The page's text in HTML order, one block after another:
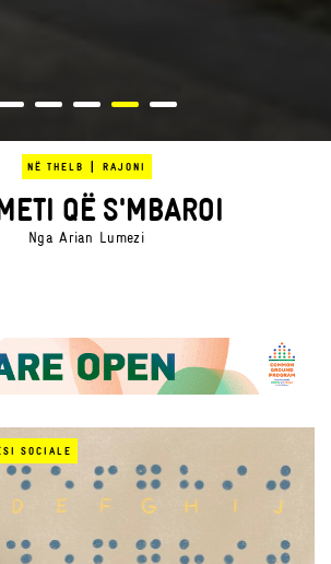
NË THELB| POLITIKA
NË NUMRA
NgaGentiana Paçarizi
SOCIALE